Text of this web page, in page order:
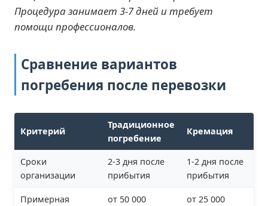
Процедура занимает 3-7 дней и требует
помощи профессионалов.
Сравнение вариантов
погребения после перевозки
Критерий
Традиционное
погребение
Кремация
Сроки
организации
2-3 дня после
прибытия
1-2 дня после
прибытия
Примерная
от 50 000
от 25 000